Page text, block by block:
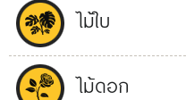
ไม้ใบ
ไม้ดอก